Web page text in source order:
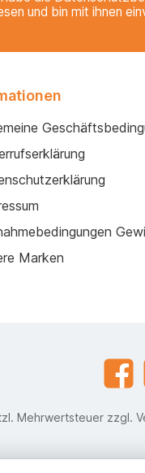
und bin mit ihnen
Marken
Mehrwertsteuer zzgl.